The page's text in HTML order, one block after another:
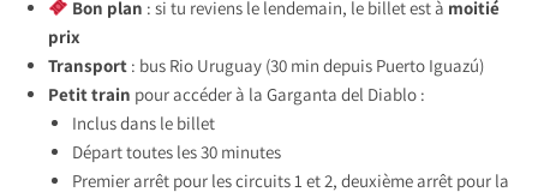
Bon plan : si tu reviens le lendemain, le billet est à moitié
prix
Transport : bus Rio Uruguay (30 min depuis Puerto Iguazú)
Petit train pour accéder à la Garganta del Diablo :
Inclus dans le billet
Départ toutes les 30 minutes
Premier arrêt pour les circuits 1 et 2, deuxième arrêt pour la